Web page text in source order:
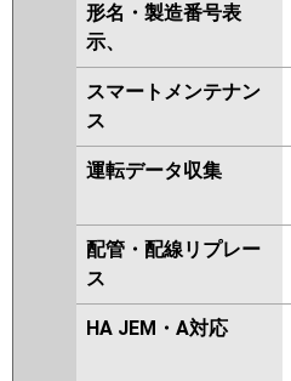
形名・製造番号表
示、
スマートメンテナン
ス
運転データ収集
配管・配線リプレー
ス
HA JEM・A対応